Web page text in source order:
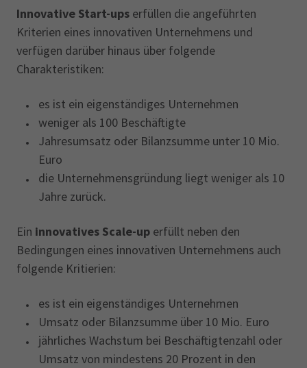
Innovative Start-ups erfüllen die angeführten
Kriterien eines innovativen Unternehmens und
verfügen darüber hinaus über folgende
Charakteristiken:
es ist ein eigenständiges Unternehmen
weniger als 100 Beschäftigte
Jahresumsatz oder Bilanzsumme unter 10 Mio.
Euro
die Unternehmensgründung liegt weniger als 10
Jahre zurück.
Ein innovatives Scale-up erfüllt neben den
Bedingungen eines innovativen Unternehmens auch
folgende Kritierien:
es ist ein eigenständiges Unternehmen
Umsatz oder Bilanzsumme über 10 Mio. Euro
jährliches Wachstum bei Beschäftigtenzahl oder
Umsatz von mindestens 20 Prozent in den